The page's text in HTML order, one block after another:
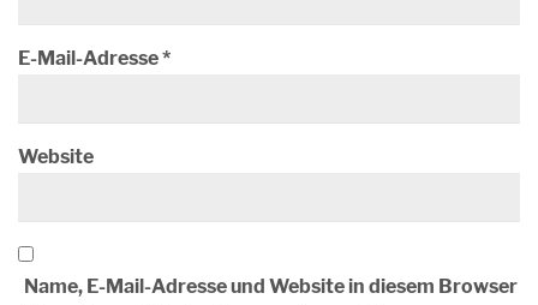
E-Mail-Adresse*
Website
Name, E-Mail-Adresse und Website in diesem Browser